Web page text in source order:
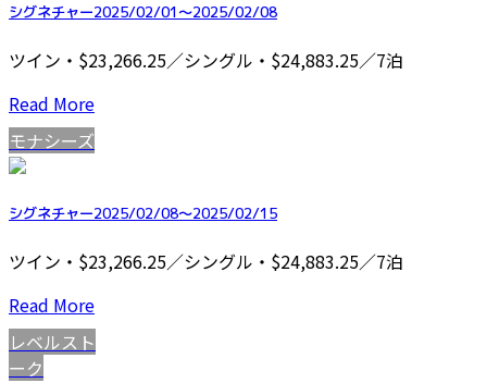
シグネチャー2025/02/01～2025/02/08
ツイン・$23,266.25／シングル・$24,883.25／7泊
Read More
モナシーズ
シグネチャー2025/02/08～2025/02/15
ツイン・$23,266.25／シングル・$24,883.25／7泊
Read More
レベルスト
ーク